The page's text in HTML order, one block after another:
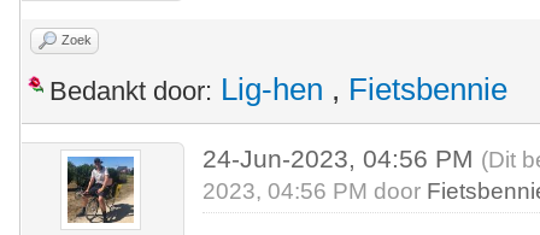
Zoek
Bedankt door: Lig-hen , Fietsbennie
24-Jun-2023, 04:56 PM (Dit
2023, 04:56 PM door